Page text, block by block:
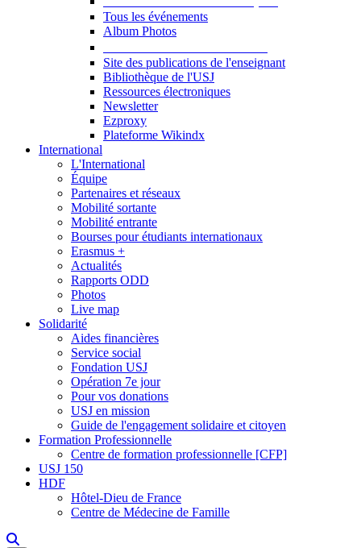
Tous les événements
Album Photos
Site des publications de l'enseignant
Bibliothèque de l'USJ
Ressources électroniques
Newsletter
Ezproxy
Plateforme Wikindx
International
L'International
Équipe
Partenaires et réseaux
Mobilité sortante
Mobilité entrante
Bourses pour étudiants internationaux
Erasmus +
Actualités
Rapports ODD
Photos
Live map
Solidarité
Aides financières
Service social
Fondation USJ
Opération 7e jour
Pour vos donations
USJ en mission
Guide de l'engagement solidaire et citoyen
Formation Professionnelle
Centre de formation professionnelle [CFP]
USJ 150
HDF
Hôtel-Dieu de France
Centre de Médecine de Famille